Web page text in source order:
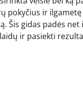
pokyčius ir
Šis gidas padės
ir pasiekti